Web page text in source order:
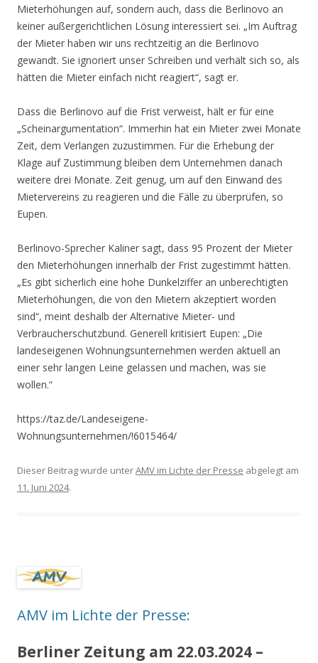
Mieterhöhungen auf, sondern auch, dass die Berlinovo an
keiner außergerichtlichen Lösung interessiert sei. „Im Auftrag
der Mieter haben wir uns rechtzeitig an die Berlinovo
gewandt. Sie ignoriert unser Schreiben und verhält sich so, als
hätten die Mieter einfach nicht reagiert“, sagt er.
Dass die Berlinovo auf die Frist verweist, hält er für eine
„Scheinargumentation“. Immerhin hat ein Mieter zwei Monate
Zeit, dem Verlangen zuzustimmen. Für die Erhebung der
Klage auf Zustimmung bleiben dem Unternehmen danach
weitere drei Monate. Zeit genug, um auf den Einwand des
Mietervereins zu reagieren und die Fälle zu überprüfen, so
Eupen.
Berlinovo-Sprecher Kaliner sagt, dass 95 Prozent der Mieter
den Mieterhöhungen innerhalb der Frist zugestimmt hätten.
„Es gibt sicherlich eine hohe Dunkelziffer an unberechtigten
Mieterhöhungen, die von den Mietern akzeptiert worden
sind“, meint deshalb der Alternative Mieter- und
Verbraucherschutzbund. Generell kritisiert Eupen: „Die
landeseigenen Wohnungsunternehmen werden aktuell an
einer sehr langen Leine gelassen und machen, was sie
wollen.“
https://taz.de/Landeseigene-
Wohnungsunternehmen/!6015464/
Dieser Beitrag wurde unterAMV im Lichte der Presse abgelegt am
11. Juni 2024.
AMV im Lichte der Presse:
Berliner Zeitung am 22.03.2024 –